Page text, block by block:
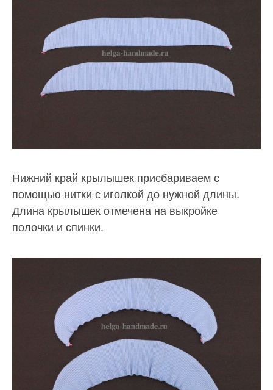
Нижний край крылышек присбариваем с
помощью нитки с иголкой до нужной длины.
Длина крылышек отмечена на выкройке
полочки и спинки.